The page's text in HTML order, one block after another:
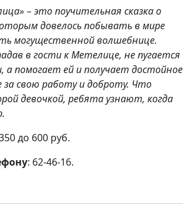
– это поучительная сказка о
довелось побывать в мире
могущественной волшебнице.
в гости к Метелице, не пугается
а помогает ей и получает достойное
за свою работу и доброту. Что
девочкой, ребята узнают, когда
до 600 руб.
: 62-46-16.